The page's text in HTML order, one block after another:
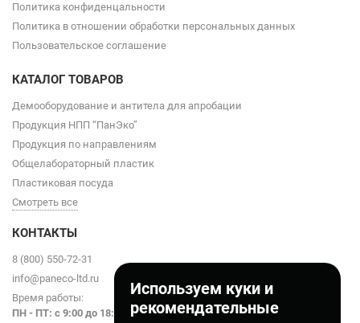
Используем куки и
рекомендательные
Политика конфиденцальности
Политика в отношении обработки персональных данных
Пользовательское соглашение
КАТАЛОГ ТОВАРОВ
Демооборудование и антитела для апробации
Продукция НПП “ПанЭко”
Продукция по направлениям
Общелабораторный пластик
Пластиковая посуда
Смотреть все
КОНТАКТЫ
8 (800) 550-72-31
info@paneco-ltd.ru
Время работы:
ПН - ПТ: с 9:00 до 18:00